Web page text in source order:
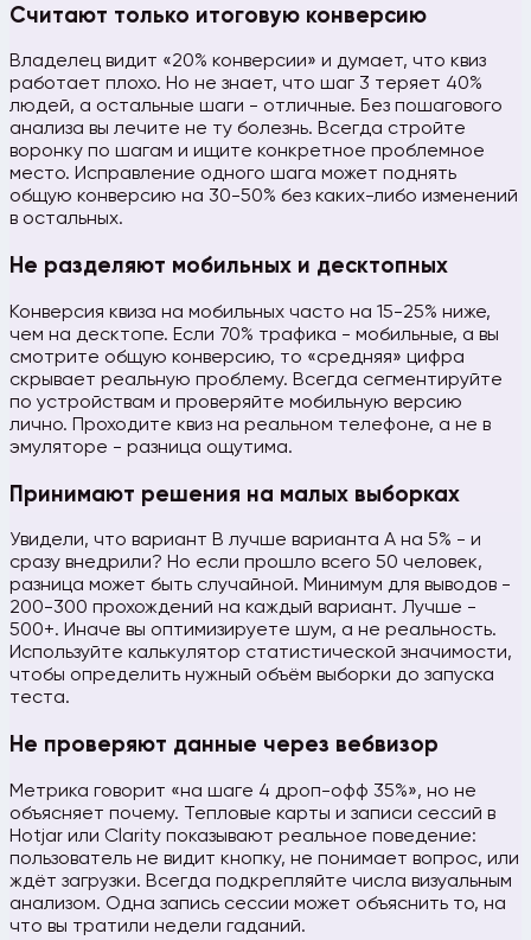
Считают только итоговую конверсию
Владелец видит «20% конверсии» и думает, что квиз
работает плохо. Но не знает, что шаг 3 теряет 40%
людей, а остальные шаги - отличные. Без пошагового
анализа вы лечите не ту болезнь. Всегда стройте
воронку по шагам и ищите конкретное проблемное
место. Исправление одного шага может поднять
общую конверсию на 30-50% без каких-либо изменений
в остальных.
Не разделяют мобильных и десктопных
Конверсия квиза на мобильных часто на 15-25% ниже,
чем на десктопе. Если 70% трафика - мобильные, а вы
смотрите общую конверсию, то «средняя» цифра
скрывает реальную проблему. Всегда сегментируйте
по устройствам и проверяйте мобильную версию
лично. Проходите квиз на реальном телефоне, а не в
эмуляторе - разница ощутима.
Принимают решения на малых выборках
Увидели, что вариант B лучше варианта A на 5% - и
сразу внедрили? Но если прошло всего 50 человек,
разница может быть случайной. Минимум для выводов -
200-300 прохождений на каждый вариант. Лучше -
500+. Иначе вы оптимизируете шум, а не реальность.
Используйте калькулятор статистической значимости,
чтобы определить нужный объём выборки до запуска
теста.
Не проверяют данные через вебвизор
Метрика говорит «на шаге 4 дроп-офф 35%», но не
объясняет почему. Тепловые карты и записи сессий в
Hotjar или Clarity показывают реальное поведение:
пользователь не видит кнопку, не понимает вопрос, или
ждёт загрузки. Всегда подкрепляйте числа визуальным
анализом. Одна запись сессии может объяснить то, на
что вы тратили недели гаданий.